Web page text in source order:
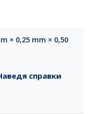
× 0,25 mm × 0,50
справки